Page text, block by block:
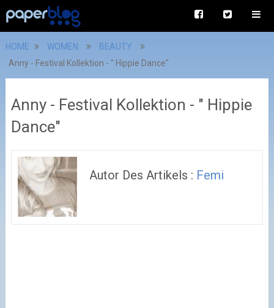
HOME WOMEN
BEAUTY
Anny - Festival Kollektion - " Hippie Dance"
Anny - Festival Kollektion - " Hippie
Dance"
Autor Des Artikels : Femi